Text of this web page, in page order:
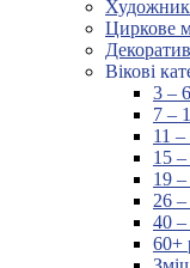
Циркове
Вікові
3 –
7 –
11 –
15 –
19 –
26 –
40 –
60+